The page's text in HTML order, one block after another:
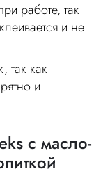
работе, так
и не
так как
и
с масло-